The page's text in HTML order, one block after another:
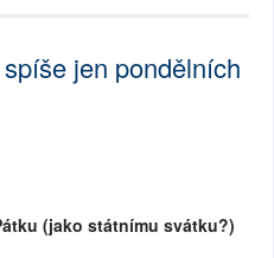
jen pondělních
(jako státnímu svátku?)